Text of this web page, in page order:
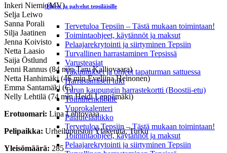
Ohjeet ja palvelut tepsiläisille
Tervetuloa Tepsiin – Tästä mukaan toimintaan!
Toimintaohjeet, käytännöt ja maksut
Pelaajarekrytointi ja siirtyminen Tepsiin
Turvallinen harrastaminen Tepsissä
Varusteasiat
Vakuutukset ja ohjeet tapaturman sattuessa
Harrastamisen tuki
Turun kaupungin harrastekortti (Boostii-etu)
Toimihenkilöille
Vuorokalenteri
Palautelaatikko
Tervetuloa Tepsiin – Tästä mukaan toimintaan!
Toimintaohjeet, käytännöt ja maksut
Pelaajarekrytointi ja siirtyminen Tepsiin
Inkeri Niemi (MV)
Selja Leiwo
Sanna Porali
Silja Jaatinen
Jenna Koivisto
Netta Laasio
Saija Östlund
Jenni Rannus (84 min Taru Kalliovaara)
Netta Hanhimäki (46 min Eveliina Heinonen)
Emma Santamäki (C)
Nelly Lehtilä (74 min Heidi Leppämäki)
Erotuomari: Lina Lehtovaaa
Pelipaikka: Urheilupuiston Yläkenttä, Turku
Yleisömäärä: 285